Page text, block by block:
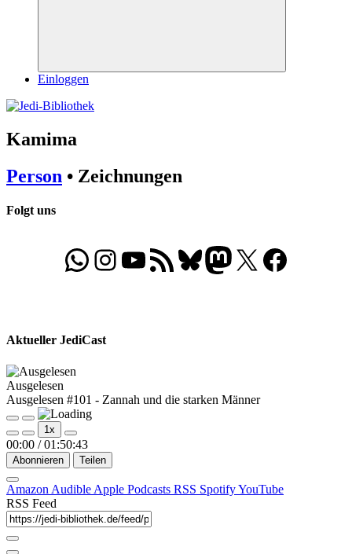
Suchen
Einloggen
Kamima
Person • Zeichnungen
Folgt uns
WhatsApp
Folgt uns auf Instagram
Besucht unseren YouTube-Kanal
RSS-FeedBluesky
Folgt uns auf Mastodon
X Folgt uns auf
Aktueller JediCast
Ausgelesen
Ausgelesen #101 - Zannah und die starken Männer
Play
Episode
Pause
Episode
1x
00:00 / 01:50:43
Abonnieren Teilen
Amazon Audible Apple Podcasts RSS SpotifyYouTube
RSS Feed